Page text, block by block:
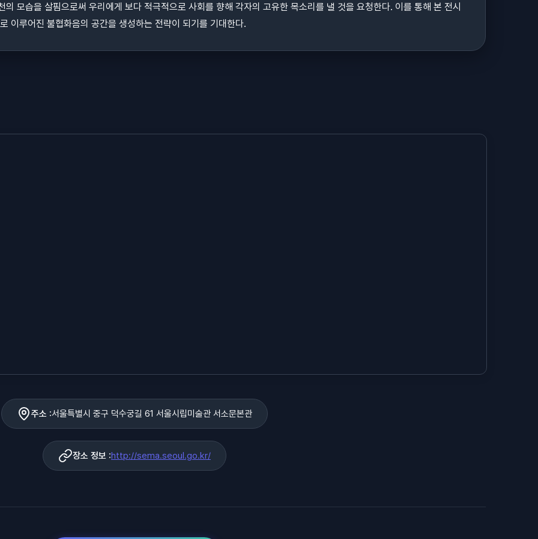
모습을 살핌으로써 우리에게 보다 적극적으로 사회를 향해 각자의 고유한 목소리를 낼 것을 요청한다. 이를 통해 본 전시
이루어진 불협화음의 공간을 생성하는 전략이 되기를 기대한다.
주소 :서울특별시 중구 덕수궁길 61 서울시립미술관 서소문본관
장소 정보 :http://sema.seoul.go.kr/